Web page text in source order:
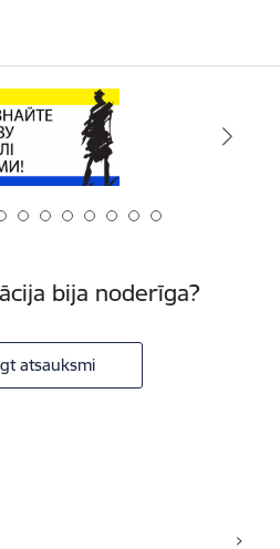
bija noderīga?
atsauksmi